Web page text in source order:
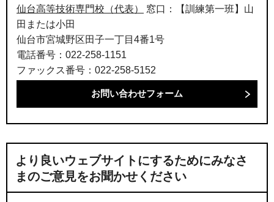
仙台高等技術専門校（代表）
窓口：【訓練第一班】山
田または小田
仙台市宮城野区田子一丁目4番1号
電話番号：022-258-1151
ファックス番号：022-258-5152
より良いウェブサイトにするためにみなさ
まのご意見をお聞かせください